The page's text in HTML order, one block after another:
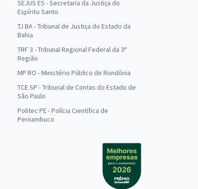
SEJUS ES - Secretaria da Justiça do
Espírito Santo
TJ BA - Tribunal de Justiça do Estado da
Bahia
TRF 3 - Tribunal Regional Federal da 3ª
Região
MP RO - Ministério Público de Rondônia
TCE SP - Tribunal de Contas do Estado de
São Paulo
Politec PE - Polícia Científica de
Pernambuco